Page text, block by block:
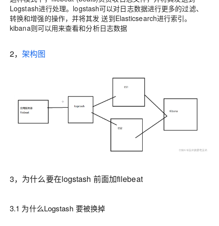
Logstash进行处理。logstash可以对日志数据进行更多的过滤、
转换和增强的操作，并将其发 送到Elasticsearch进行索引。
kibana则可以用来查看和分析日志数据
2，架构图
3，为什么要在logstash 前面加filebeat
3.1 为什么Logstash 要被换掉